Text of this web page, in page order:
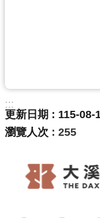
:::
更新日期
115-08-
瀏覽人次
255